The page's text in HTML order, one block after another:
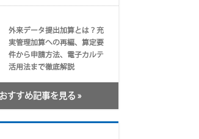
外来データ提出加算とは？充
実管理加算への再編、算定要
件から申請方法、電子カルテ
活用法まで徹底解説
すすめ記事を見る »